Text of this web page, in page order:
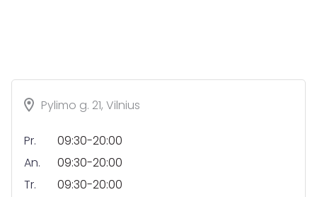
Pylimo g. 21, Vilnius
Pr.
09:30-20:00
An.
09:30-20:00
Tr.
09:30-20:00